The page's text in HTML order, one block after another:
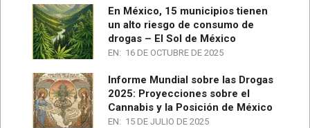
En México, 15 municipios tienen
un alto riesgo de consumo de
drogas – El Sol de México
EN: 16 DE OCTUBRE DE 2025
Informe Mundial sobre las Drogas
2025: Proyecciones sobre el
Cannabis y la Posición de México
EN: 15 DE JULIO DE 2025